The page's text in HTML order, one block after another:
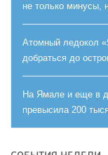
не только минусы,
Атомный ледокол
добраться до
На Ямале и еще в
превысила 200